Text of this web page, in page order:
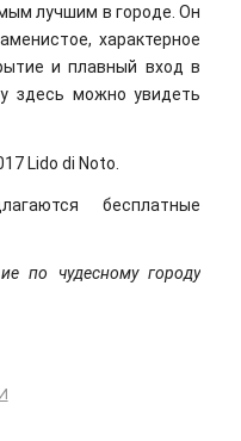
лучшим в городе. Он
характерное
и плавный вход в
здесь можно увидеть
Lido di Noto.
бесплатные
по чудесному городу